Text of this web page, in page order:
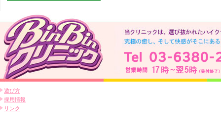
遊び方
採用情報
リンク